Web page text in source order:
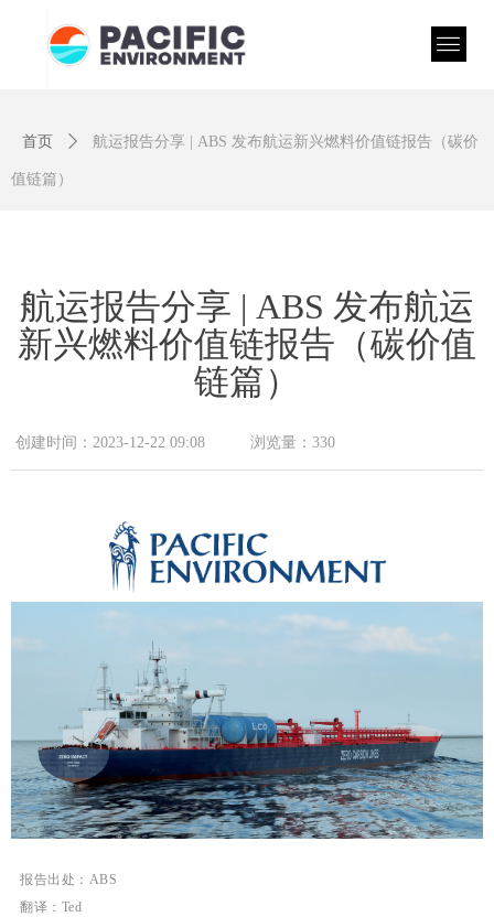
航运报告分享 | ABS 发布航运
新兴燃料价值链报告（碳价值
链篇）
报告出处：ABS
翻译：Ted
创建时间： 2023-12-22 09:08 浏览量： 330
首页 ꄲ 航运报告分享 | ABS 发布航运新兴燃料价值链报告（碳价
值链篇）